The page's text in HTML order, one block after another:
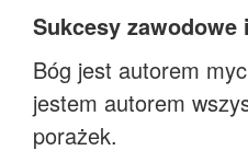
Sukcesy zawodowe
Bóg jest autorem
jestem autorem
porażek.